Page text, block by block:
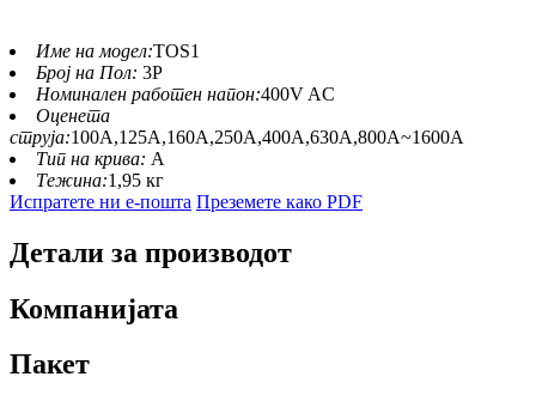
Име на модел:TOS1
Број на Пол: 3P
Номинален работен напон:400V AC
Оценета
струја:100A,125A,160A,250A,400A,630A,800A~1600A
Тип на крива: A
Тежина:1,95 кг
Испратете ни е-пошта Преземете како PDF
Детали за производот
Компанијата
Пакет